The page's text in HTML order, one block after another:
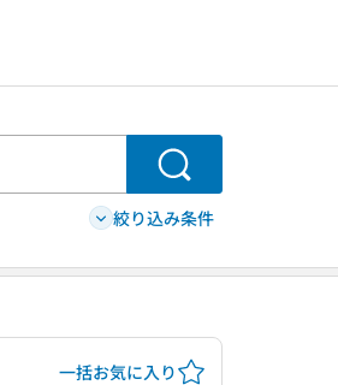
検索
絞り込み条件
一括お気に入り